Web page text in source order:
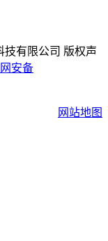
技有限公司 版权声
安备
网站地图